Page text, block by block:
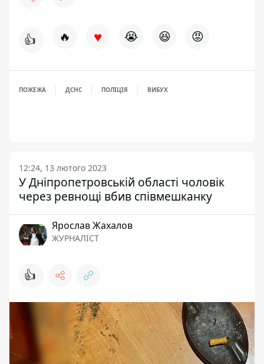
👍 🔥 ♥ 😭 😆 😡
ПОЖЕЖА ДСНС ПОЛІЦІЯ ВИБУХ
12:24, 13 лютого 2023
У Дніпропетровській області чоловік
через ревнощі вбив співмешканку
Ярослав Жахалов
ЖУРНАЛІСТ
👍